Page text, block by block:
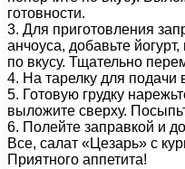
готовности.
3. Для приготовления
анчоуса, добавьте
по вкусу. Тщательно
4. На тарелку для подачи
5. Готовую грудку
выложите сверху.
6. Полейте заправкой и
Все, салат «Цезарь» с
Приятного аппетита!